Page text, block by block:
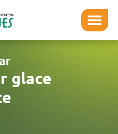
glace